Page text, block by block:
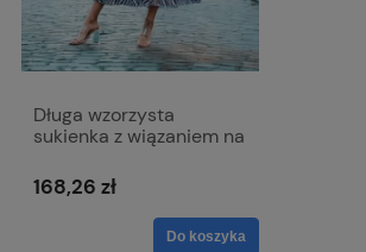
Długa wzorzysta
sukienka z wiązaniem na
168,26 zł
Do koszyka